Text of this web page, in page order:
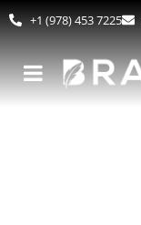
+1 (978) 453 7225